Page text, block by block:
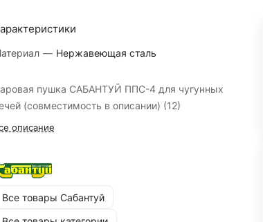
— Нержавеющая сталь
пушка САБАНТУЙ ППС-4 для чугунных
(совместимость в описании) (12)
описание
Все товары Сабантуй